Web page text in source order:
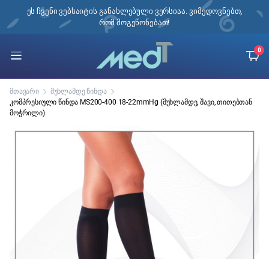
ეს ჩვენი ვებსაიტის განახლებული ვერსიაა. ვიმედოვნებთ,
რომ მოგეწონებათ!
0
მთავარი
მუხლამდე წინდა
კომპრესიული წინდა MS200-400 18-22mmHg (მუხლამდე, შავი, თითებთან
მოჭრილი)